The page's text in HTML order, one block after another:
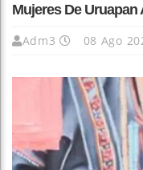
Mujeres De
Adm3 08 Ago